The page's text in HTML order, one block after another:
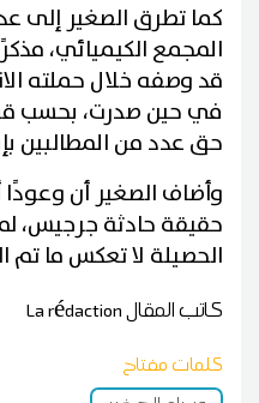
كما تطرق الصغير إلى
المجمع الكيميائي،
قد وصفه خلال حملته
في حين صدرت، بحسب
حق عدد من المطالبين
وأضاف الصغير أن
حقيقة حادثة جرجيس،
الحصيلة لا تعكس ما تم
كاتب المقالLa rédaction
كلمات مفتاح